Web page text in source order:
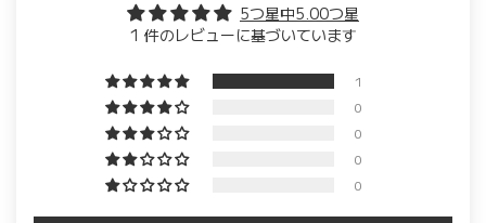
5つ星中5.00つ星
1 件のレビューに基づいています
1
0
0
0
0